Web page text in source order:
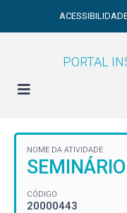
PORTAL
NOME DA ATIVIDADE
CÓDIGO
20000443